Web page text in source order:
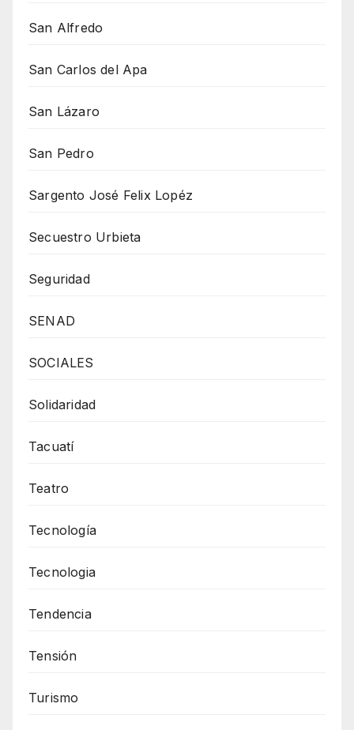
San Alfredo
San Carlos del Apa
San Lázaro
San Pedro
Sargento José Felix Lopéz
Secuestro Urbieta
Seguridad
SENAD
SOCIALES
Solidaridad
Tacuatí
Teatro
Tecnología
Tecnologia
Tendencia
Tensión
Turismo